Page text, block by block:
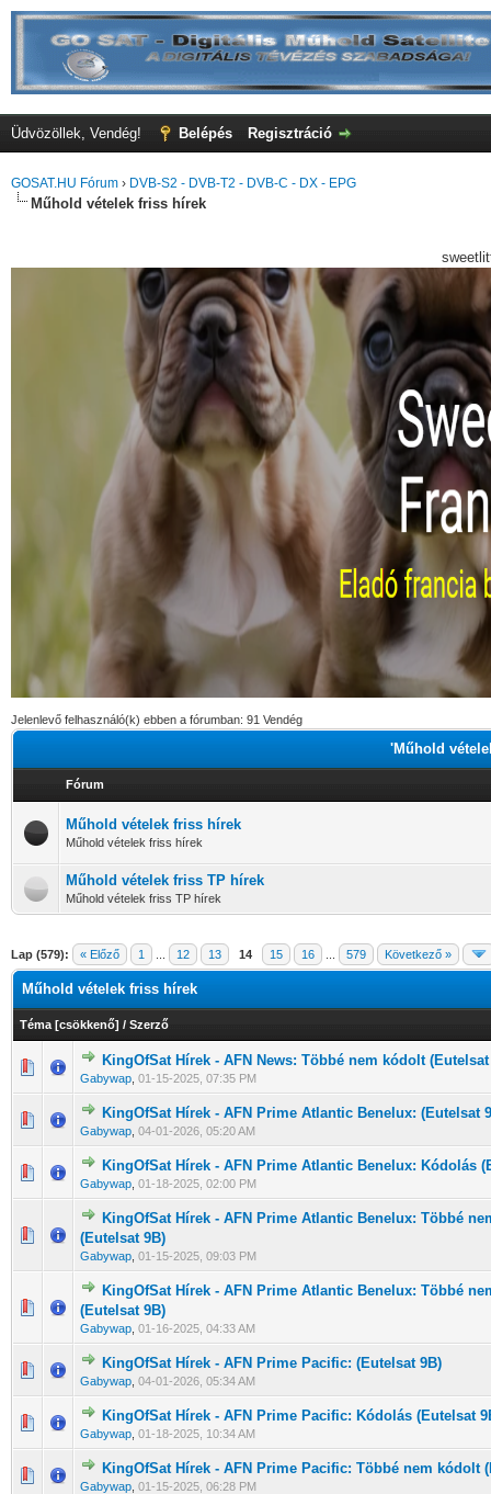
Üdvözöllek, Vendég! Belépés Regisztráció
GOSAT.HU Fórum › DVB-S2 - DVB-T2 - DVB-C - DX - EPG
Műhold vételek friss hírek
Jelenlevő felhasználó(k) ebben a fórumban: 91 Vendég
'Műhold
Fórum
Műhold vételek friss hírek
Műhold vételek friss hírek
Műhold vételek friss TP hírek
Műhold vételek friss TP hírek
Lap (579): « Előző 1 12 13 14 15 16 579 Következő »
Műhold vételek friss hírek
Téma [csökkenő] / Szerző
KingOfSat Hírek - AFN News: Többé nem kódolt (Eutelsat
Gabywap 01-15-2025, 07:35 PM
0 Szavazat - 0 / 5 átlagban
12 345
KingOfSat Hírek - AFN Prime Atlantic Benelux: (Eutelsat
Gabywap 04-01-2026, 05:20 AM
0 Szavazat - 0 / 5 átlagban
12 3 4 5
KingOfSat Hírek - AFN Prime Atlantic Benelux: Kódolás
Gabywap 01-18-2025, 02:00 PM
0 Szavazat - 0 / 5 átlagban
12 3 4 5
KingOfSat Hírek - AFN Prime Atlantic Benelux: Többé
(Eutelsat 9B)
Gabywap 01-15-2025, 09:03 PM
0 Szavazat - 0 / 5 átlagban
KingOfSat Hírek - AFN Prime Atlantic Benelux: Többé
(Eutelsat 9B)
Gabywap 01-16-2025, 04:33 AM
0 Szavazat - 0 / 5 átlagban
KingOfSat Hírek - AFN Prime Pacific: (Eutelsat 9B)
Gabywap 04-01-2026, 05:34 AM
0 Szavazat - 0 / 5 átlagban
12 3 4 5
KingOfSat Hírek - AFN Prime Pacific: Kódolás (Eutelsat
Gabywap 01-18-2025, 10:34 AM
0 Szavazat - 0 / 5 átlagban
12 3 4 5
KingOfSat Hírek - AFN Prime Pacific: Többé nem kódolt
Gabywap 01-15-2025, 06:28 PM
0 Szavazat - 0 / 5 átlagban
12 3 4 5